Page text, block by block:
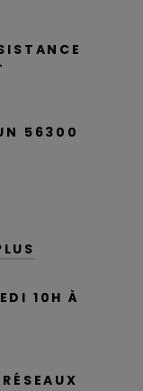
56300
10H À